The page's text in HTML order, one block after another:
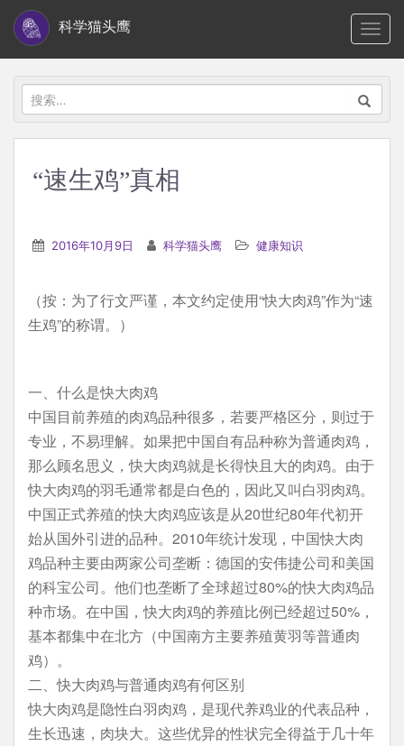
i
科学猫头鹰
搜
索：
“速生鸡”真相
2016年10月9日 科学猫头鹰 健康知识
（按：为了行文严谨，本文约定使用“快大肉鸡”作为“速
生鸡”的称谓。）
一、什么是快大肉鸡
中国目前养殖的肉鸡品种很多，若要严格区分，则过于
专业，不易理解。如果把中国自有品种称为普通肉鸡，
那么顾名思义，快大肉鸡就是长得快且大的肉鸡。由于
快大肉鸡的羽毛通常都是白色的，因此又叫白羽肉鸡。
中国正式养殖的快大肉鸡应该是从20世纪80年代初开
始从国外引进的品种。2010年统计发现，中国快大肉
鸡品种主要由两家公司垄断：德国的安伟捷公司和美国
的科宝公司。他们也垄断了全球超过80%的快大肉鸡品
种市场。在中国，快大肉鸡的养殖比例已经超过50%，
基本都集中在北方（中国南方主要养殖黄羽等普通肉
鸡）。
二、快大肉鸡与普通肉鸡有何区别
快大肉鸡是隐性白羽肉鸡，是现代养鸡业的代表品种，
生长迅速，肉块大。这些优异的性状完全得益于几十年